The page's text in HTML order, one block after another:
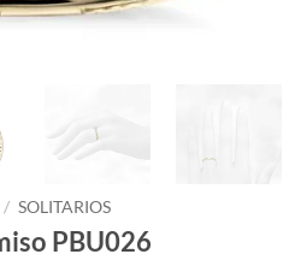
/ SOLITARIOS
PBU026